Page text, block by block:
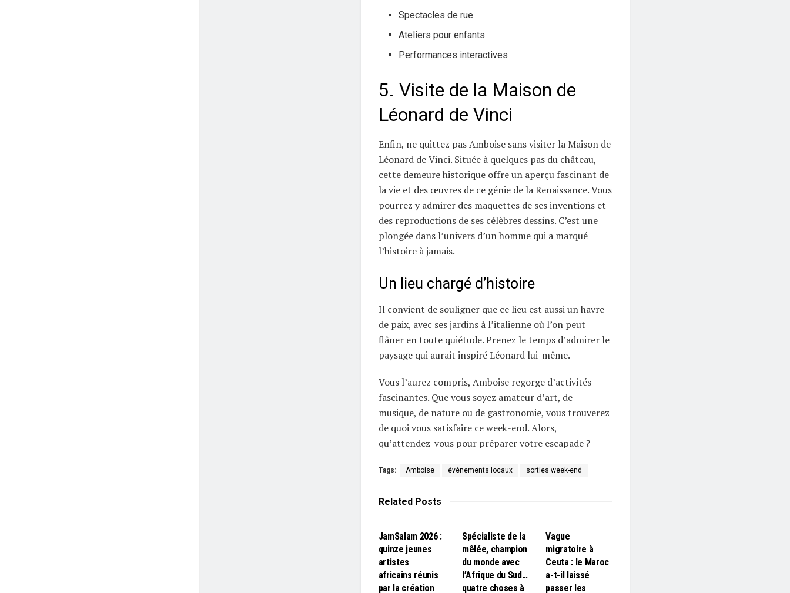
Spectacles de rue
Ateliers pour enfants
Performances interactives
5. Visite de la Maison de
Léonard de Vinci
Enfin, ne quittez pas Amboise sans visiter la Maison de
Léonard de Vinci. Située à quelques pas du château,
cette demeure historique offre un aperçu fascinant de
la vie et des œuvres de ce génie de la Renaissance. Vous
pourrez y admirer des maquettes de ses inventions et
des reproductions de ses célèbres dessins. C’est une
plongée dans l’univers d’un homme qui a marqué
l’histoire à jamais.
Un lieu chargé d’histoire
Il convient de souligner que ce lieu est aussi un havre
de paix, avec ses jardins à l’italienne où l’on peut
flâner en toute quiétude. Prenez le temps d’admirer le
paysage qui aurait inspiré Léonard lui-même.
Vous l’aurez compris, Amboise regorge d’activités
fascinantes. Que vous soyez amateur d’art, de
musique, de nature ou de gastronomie, vous trouverez
de quoi vous satisfaire ce week-end. Alors,
qu’attendez-vous pour préparer votre escapade ?
Tags: Amboise événements locaux sorties week-end
RelatedPosts
JamSalam 2026 :
quinze jeunes
artistes
africains réunis
par la création
Spécialiste de la
mêlée, champion
du monde avec
l’Afrique du Sud…
quatre choses à
Vague
migratoire à
Ceuta : le Maroc
a-t-il laissé
passer les